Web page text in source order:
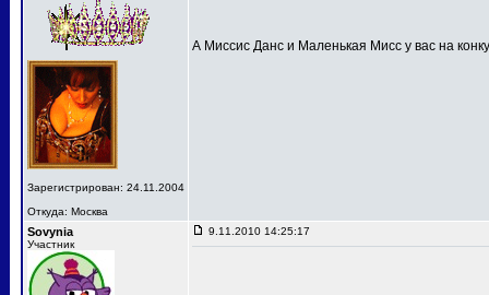
Зарегистрирован: 24.11.2004
Откуда: Москва
А Миссис Данс и Маленькая Мисс у вас на
Sovynia
Участник
9.11.2010 14:25:17